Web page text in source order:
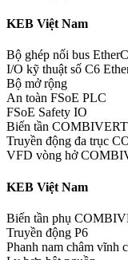
KEB Việt Nam
Bộ ghép nối bus
I/O kỹ thuật số C6
Bộ mở rộng
An toàn FSoE PLC
FSoE Safety IO
Biến tần
Truyền động đa trục
VFD vòng hở
KEB Việt Nam
Biến tần phụ
Truyền động P6
Phanh nam châm vĩnh